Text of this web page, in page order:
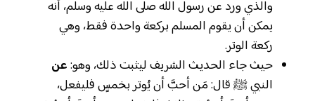
والذي ورد عن رسول الله صلى الله عليه وسلم، أنه
يمكن أن يقوم المسلم بركعة واحدة فقط، وهي
ركعة الوتر.
حيث جاء الحديث الشريف ليثبت ذلك، وهو:عن
النبي ﷺ قال: مَن أحبَّ أن يُوتر بخمسٍ فليفعل،